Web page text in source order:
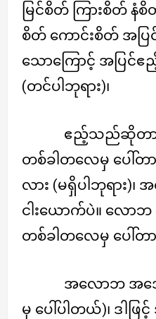
မြင်စိတ် ကြားစိတ် နံ
စိတ် ကောင်းစိတ် အပြ
သောကြောင့် အပြင်
(တင်ပါဘုရား)၊
ဧည့်သည်ဆိုတာ
တစ်ခါတလေမှ ပေါ်တာ
လား (မရှိပါဘုရား
ငါးယောက်ပဲ။ လောဘ
တစ်ခါတလေမှ ပေါ်တာ
အလောဘ အဒ
မှ ပေါ်ပါတယ်)၊ ဒါ